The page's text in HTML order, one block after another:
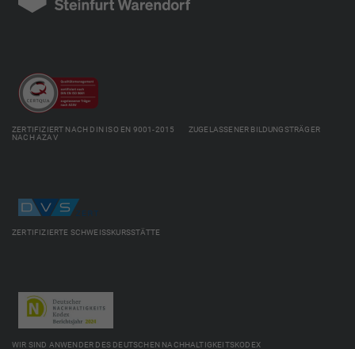
ZERTIFIZIERT NACH DIN ISO EN 9001-2015 ZUGELASSENER BILDUNGSTRÄGER
NACH AZAV
ZERTIFIZIERTE SCHWEISSKURSSTÄTTE
WIR SIND ANWENDER DES DEUTSCHEN NACHHALTIGKEITSKODEX